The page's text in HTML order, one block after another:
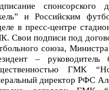
спонсорского
и Российским
в пресс-центре
Свои подписи под
союза,
–
ГМК
директор РФС